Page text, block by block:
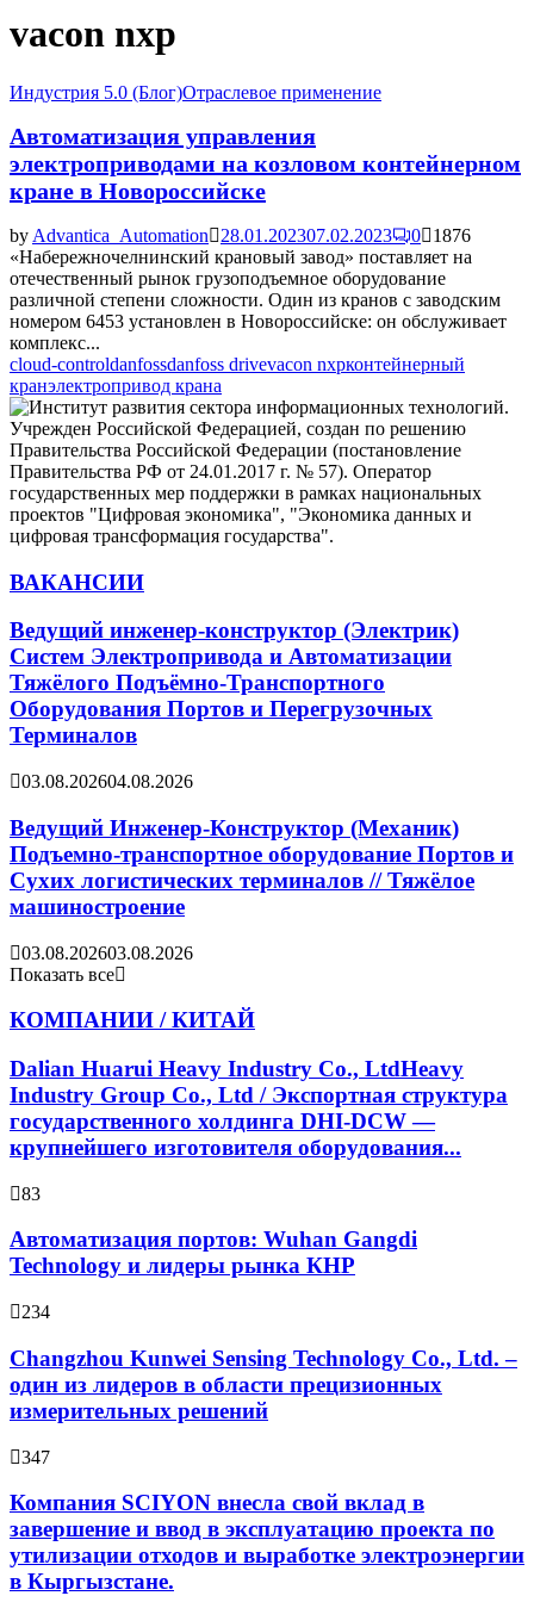
vacon nxp
Индустрия 5.0 (Блог)Отраслевое применение
Автоматизация управления
электроприводами на козловом контейнерном
кране в Новороссийске
by Advantica_Automation 28.01.202307.02.2023 0
1876
«Набережночелнинский крановый завод» поставляет на
отечественный рынок грузоподъемное оборудование
различной степени сложности. Один из кранов с заводским
номером 6453 установлен в Новороссийске: он обслуживает
комплекс...
cloud-controldanfossdanfoss drivevacon nxpконтейнерный
кранэлектропривод крана
ВАКАНСИИ
Ведущий инженер-конструктор (Электрик)
Систем Электропривода и Автоматизации
Тяжёлого Подъёмно-Транспортного
Оборудования Портов и Перегрузочных
Терминалов
03.08.202604.08.2026
Ведущий Инженер-Конструктор (Механик)
Подъемно-транспортное оборудование Портов и
Сухих логистических терминалов // Тяжёлое
машиностроение
03.08.202603.08.2026
Показать все
КОМПАНИИ / КИТАЙ
Dalian Huarui Heavy Industry Co., LtdHeavy
Industry Group Co., Ltd / Экспортная структура
государственного холдинга DHI-DCW —
крупнейшего изготовителя оборудования...
83
Автоматизация портов: Wuhan Gangdi
Technology и лидеры рынка КНР
234
Changzhou Kunwei Sensing Technology Co., Ltd. –
один из лидеров в области прецизионных
измерительных решений
347
Компания SCIYON внесла свой вклад в
завершение и ввод в эксплуатацию проекта по
утилизации отходов и выработке электроэнергии
в Кыргызстане.